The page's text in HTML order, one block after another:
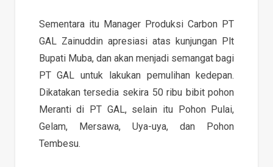
Sementara itu Manager Produksi Carbon PT
GAL Zainuddin apresiasi atas kunjungan Plt
Bupati Muba, dan akan menjadi semangat bagi
PT GAL untuk lakukan pemulihan kedepan.
Dikatakan tersedia sekira 50 ribu bibit pohon
Meranti di PT GAL, selain itu Pohon Pulai,
Gelam, Mersawa, Uya-uya, dan Pohon
Tembesu.